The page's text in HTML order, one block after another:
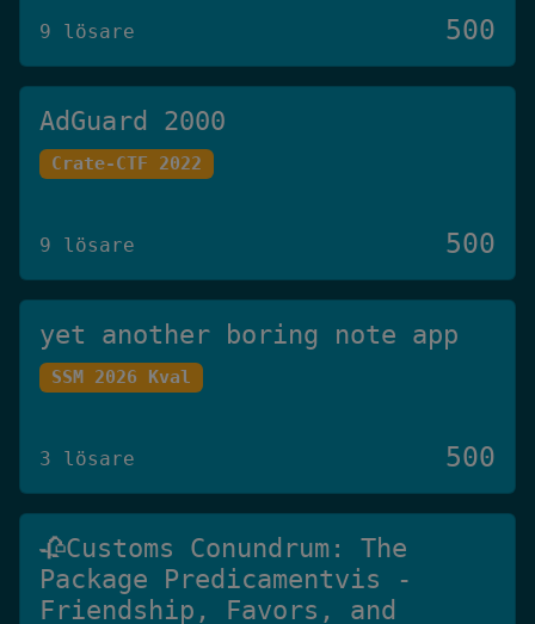
9 lösare 500
AdGuard 2000
Crate-CTF 2022
9 lösare 500
yet another boring note app
SSM 2026 Kval
3 lösare 500
🥀Customs Conundrum: The
Package Predicamentvis -
Friendship, Favors, and